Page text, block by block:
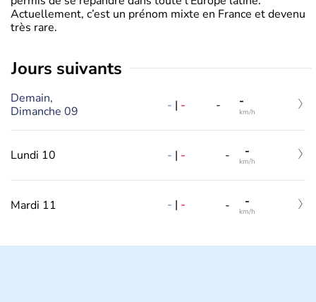
Actuellement, c’est un prénom mixte en France et devenu
très rare.
jours suivants
Demain,
Dimanche 09
- | - - -
km/h
Lundi 10 - | - - -
km/h
Mardi 11 - | - - -
km/h